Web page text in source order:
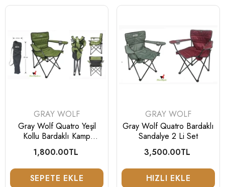
SATICI:
GRAY WOLF
Gray Wolf Quatro Yeşil
Kollu Bardaklı Kamp
Sandalyesi
Normal
1,800.00TL
SEPETE EKLE
SATICI:
GRAY WOLF
Gray Wolf Quatro Bardaklı
Sandalye 2 Li Set
Normal
3,500.00TL
HIZLI EKLE